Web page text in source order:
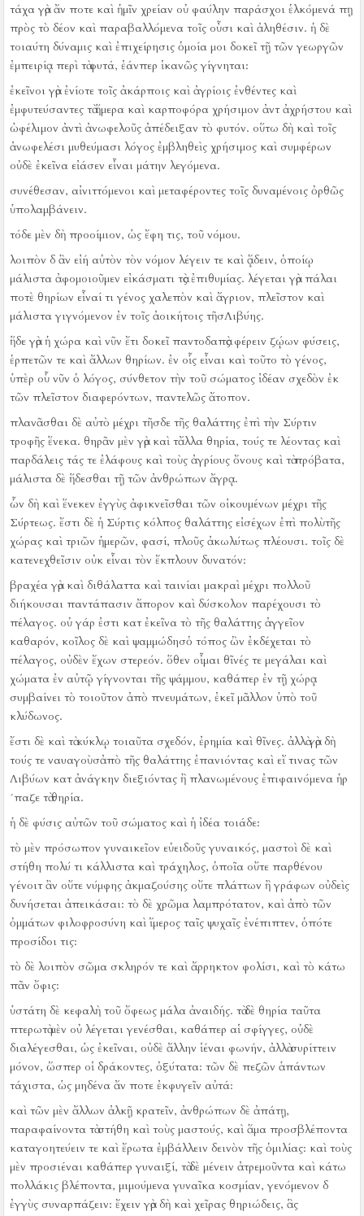
τάχα γὰρ ἄν ποτε καὶ ἡμῖν χρείαν οὐ φαύλην παράσχοι ἑλκόμενά πῃ
πρὸς τὸ δέον καὶ παραβαλλόμενα τοῖς οὖσι καὶ ἀληθέσιν. ἡ δὲ
τοιαύτη δύναμις καὶ ἐπιχείρησις ὁμοία μοι δοκεῖ τῇ τῶν γεωργῶν
ἐμπειρίᾳ περὶ τὰ φυτά, ἐάνπερ ἱκανῶς γίγνηται:
ἐκεῖνοι γὰρ ἐνίοτε τοῖς ἀκάρποις καὶ ἀγρίοις ἐνθέντες καὶ
ἐμφυτεύσαντες τὰ ἥμερα καὶ καρποφόρα χρήσιμον ἀντ ἀχρήστου καὶ
ὠφέλιμον ἀντὶ ἀνωφελοῦς ἀπέδειξαν τὸ φυτόν. οὕτω δὴ καὶ τοῖς
ἀνωφελέσι μυθεύμασι λόγος ἐμβληθεὶς χρήσιμος καὶ συμφέρων
οὐδὲ ἐκεῖνα εἰάσεν εἶναι μάτην λεγόμενα.
συνέθεσαν, αἰνιττόμενοι καὶ μεταφέροντες τοῖς δυναμένοις ὀρθῶς
ὑπολαμβάνειν.
τόδε μὲν δὴ προοίμιον, ὡς ἔφη τις, τοῦ νόμου.
λοιπὸν δ ἂν εἰή αὐτὸν τὸν νόμον λέγειν τε καὶ ᾅδειν, ὁποίῳ
μάλιστα ἀφομοιοῦμεν εἰκάσματι τὰς ἐπιθυμίας. λέγεται γὰρ πάλαι
ποτὲ θηρίων εἶναί τι γένος χαλεπὸν καὶ ἄγριον, πλεῖστον καὶ
μάλιστα γιγνόμενον ἐν τοῖς ἀοικήτοις τῆσΛιβύης.
ἥδε γὰρ ἡ χώρα καὶ νῦν ἔτι δοκεῖ παντοδαπὰς φέρειν ζῴων φύσεις,
ἑρπετῶν τε καὶ ἄλλων θηρίων. ἐν οἷς εἶναι καὶ τοῦτο τὸ γένος,
ὑπὲρ οὗ νῦν ὁ λόγος, σύνθετον τὴν τοῦ σώματος ἰδέαν σχεδὸν ἐκ
τῶν πλεῖστον διαφερόντων, παντελῶς ἄτοπον.
πλανᾶσθαι δὲ αὐτὸ μέχρι τῆσδε τῆς θαλάττης ἐπὶ τὴν Σύρτιν
τροφῆς ἕνεκα. θηρᾶν μὲν γὰρ καὶ τἄλλα θηρία, τούς τε λέοντας καὶ
παρδάλεις τάς τε ἐλάφους καὶ τοὺς ἀγρίους ὄνους καὶ τὰ πρόβατα,
μάλιστα δὲ ἥδεσθαι τῇ τῶν ἀνθρώπων ἄγρᾳ.
ὧν δὴ καὶ ἕνεκεν ἐγγὺς ἀφικνεῖσθαι τῶν οἰκουμένων μέχρι τῆς
Σύρτεως. ἔστι δὲ ἡ Σύρτις κόλπος θαλάττης εἰσέχων ἐπὶ πολὺτῆς
χώρας καὶ τριῶν ἡμερῶν, φασί, πλοῦς ἀκωλύτως πλέουσι. τοῖς δὲ
κατενεχθεῖσιν οὐκ εἶναι τὸν ἔκπλουν δυνατόν:
βραχέα γὰρ καὶ διθάλαττα καὶ ταινίαι μακραὶ μέχρι πολλοῦ
διήκουσαι παντάπασιν ἄπορον καὶ δύσκολον παρέχουσι τὸ
πέλαγος. οὐ γάρ ἐστι κατ ἐκεῖνα τὸ τῆς θαλάττης ἀγγεῖον
καθαρόν, κοῖλος δὲ καὶ ψαμμώδησὁ τόπος ὢν ἐκδέχεται τὸ
πέλαγος, οὐδὲν ἔχων στερεόν. ὅθεν οἶμαι θῖνές τε μεγάλαι καὶ
χώματα ἐν αὐτῷ γίγνονται τῆς ψάμμου, καθάπερ ἐν τῇ χώρᾳ
συμβαίνει τὸ τοιοῦτον ἀπὸ πνευμάτων, ἐκεῖ μᾶλλον ὑπὸ τοῦ
κλύδωνος.
ἔστι δὲ καὶ τὰ κύκλῳ τοιαῦτα σχεδόν, ἐρημία καὶ θῖνες. ἀλλὰ γὰρ δὴ
τούς τε ναυαγοὺσἀπὸ τῆς θαλάττης ἐπανιόντας καὶ εἴ τινας τῶν
Λιβύων κατ ἀνάγκην διεξιόντας ἢ πλανωμένους ἐπιφαινόμενα ἡρ
´παζε τὰ θηρία.
ἡ δὲ φύσις αὐτῶν τοῦ σώματος καὶ ἡ ἰδέα τοιάδε:
τὸ μὲν πρόσωπον γυναικεῖον εὐειδοῦς γυναικός, μαστοὶ δὲ καὶ
στήθη πολύ τι κάλλιστα καὶ τράχηλος, ὁποῖα οὔτε παρθένου
γένοιτ ἂν οὔτε νύμφης ἀκμαζούσης οὔτε πλάττων ἢ γράφων οὐδεὶς
δυνήσεται ἀπεικάσαι: τὸ δὲ χρῶμα λαμπρότατον, καὶ ἀπὸ τῶν
ὀμμάτων φιλοφροσύνη καὶ ἵμερος ταῖς ψυχαῖς ἐνέπιπτεν, ὁπότε
προσίδοι τις:
τὸ δὲ λοιπὸν σῶμα σκληρόν τε καὶ ἄρρηκτον φολίσι, καὶ τὸ κάτω
πᾶν ὄφις:
ὑστάτη δὲ κεφαλὴ τοῦ ὄφεως μάλα ἀναιδής. τὰ δὲ θηρία ταῦτα
πτερωτὰ μὲν οὐ λέγεται γενέσθαι, καθάπερ αἱ σφίγγες, οὐδὲ
διαλέγεσθαι, ὡς ἐκεῖναι, οὐδὲ ἄλλην ἱέναι φωνήν, ἀλλὰ συρίττειν
μόνον, ὥσπερ οἱ δράκοντες, ὀξύτατα: τῶν δὲ πεζῶν ἁπάντων
τάχιστα, ὡς μηδένα ἄν ποτε ἐκφυγεῖν αὐτά:
καὶ τῶν μὲν ἄλλων ἀλκῇ κρατεῖν, ἀνθρώπων δὲ ἀπάτῃ,
παραφαίνοντα τὰ στήθη καὶ τοὺς μαστούς, καὶ ἅμα προσβλέποντα
καταγοητεύειν τε καὶ ἔρωτα ἐμβάλλειν δεινὸν τῆς ὁμιλίας: καὶ τοὺς
μὲν προσιέναι καθάπερ γυναιξί, τὰ δὲ μένειν ἀτρεμοῦντα καὶ κάτω
πολλάκις βλέποντα, μιμούμενα γυναῖκα κοσμίαν, γενόμενον δ
ἐγγὺς συναρπάζειν: ἔχειν γὰρ δὴ καὶ χεῖρας θηριώδεις, ἃς